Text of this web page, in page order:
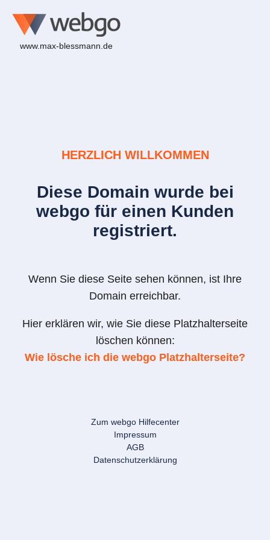
www.max-blessmann.de
HERZLICH WILLKOMMEN
Diese Domain wurde bei
webgo für einen Kunden
registriert.
Wenn Sie diese Seite sehen können, ist Ihre
Domain erreichbar.
Hier erklären wir, wie Sie diese Platzhalterseite
löschen können:
Wie lösche ich die webgo Platzhalterseite?
Zum webgo Hilfecenter
Impressum
AGB
Datenschutzerklärung